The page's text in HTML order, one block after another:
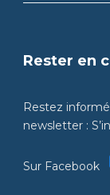
Rester en
Restez
newsletter :
Sur Facebook